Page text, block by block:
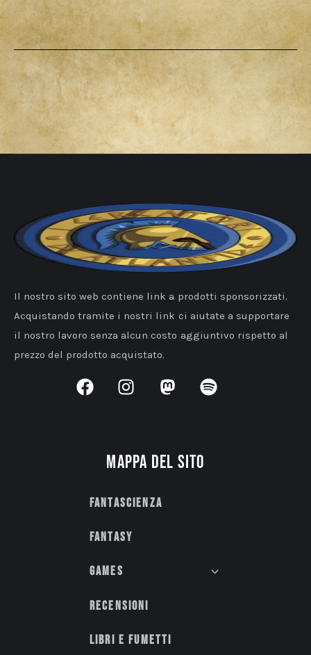
Il nostro sito web contiene link a prodotti sponsorizzati.
Acquistando tramite i nostri link ci aiutate a supportare
il nostro lavoro senza alcun costo aggiuntivo rispetto al
prezzo del prodotto acquistato.
Mappa del sito
Fantascienza
Fantasy
Games
Recensioni
Libri e fumetti